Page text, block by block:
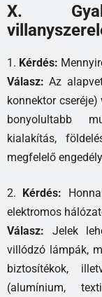
X.
1. Kérdés:
Válasz: Az
konnektor
bonyolultabb
kialakítás,
megfelelő
2. Kérdés:
elektromos
Válasz: Jelek
villódzó lámpák,
biztosítékok,
(alumínium,